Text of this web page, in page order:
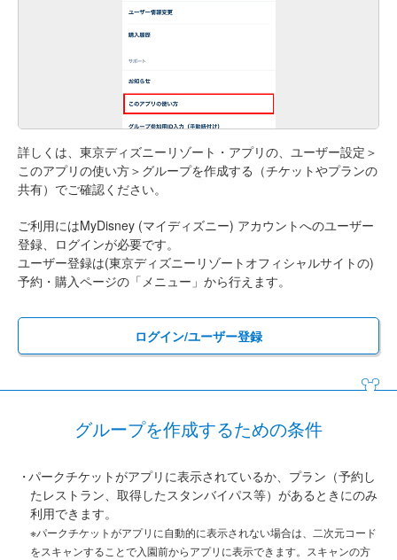
詳しくは、東京ディズニーリゾート・アプリの、ユーザー設定＞
このアプリの使い方＞グループを作成する（チケットやプランの
共有）でご確認ください。
ご利用にはMyDisney (マイディズニー) アカウントへのユーザー
登録、ログインが必要です。
ユーザー登録は(東京ディズニーリゾートオフィシャルサイトの)
予約・購入ページの「メニュー」から行えます。
ログイン/ユーザー登録
グループを作成するための条件
パークチケットがアプリに表示されているか、プラン（予約し
たレストラン、取得したスタンバイパス等）があるときにのみ
利用できます。
※パークチケットがアプリに自動的に表示されない場合は、二次元コード
をスキャンすることで入園前からアプリに表示できます。スキャンの方